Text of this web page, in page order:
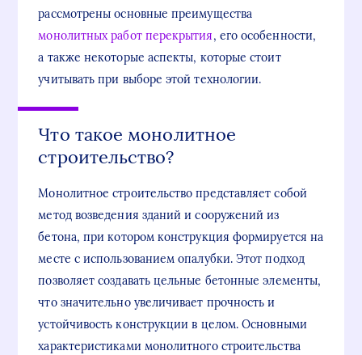
рассмотрены основные преимущества
монолитных работ перекрытия, его особенности,
а также некоторые аспекты, которые стоит
учитывать при выборе этой технологии.
Что такое монолитное
строительство?
Монолитное строительство представляет собой
метод возведения зданий и сооружений из
бетона, при котором конструкция формируется на
месте с использованием опалубки. Этот подход
позволяет создавать цельные бетонные элементы,
что значительно увеличивает прочность и
устойчивость конструкции в целом. Основными
характеристиками монолитного строительства